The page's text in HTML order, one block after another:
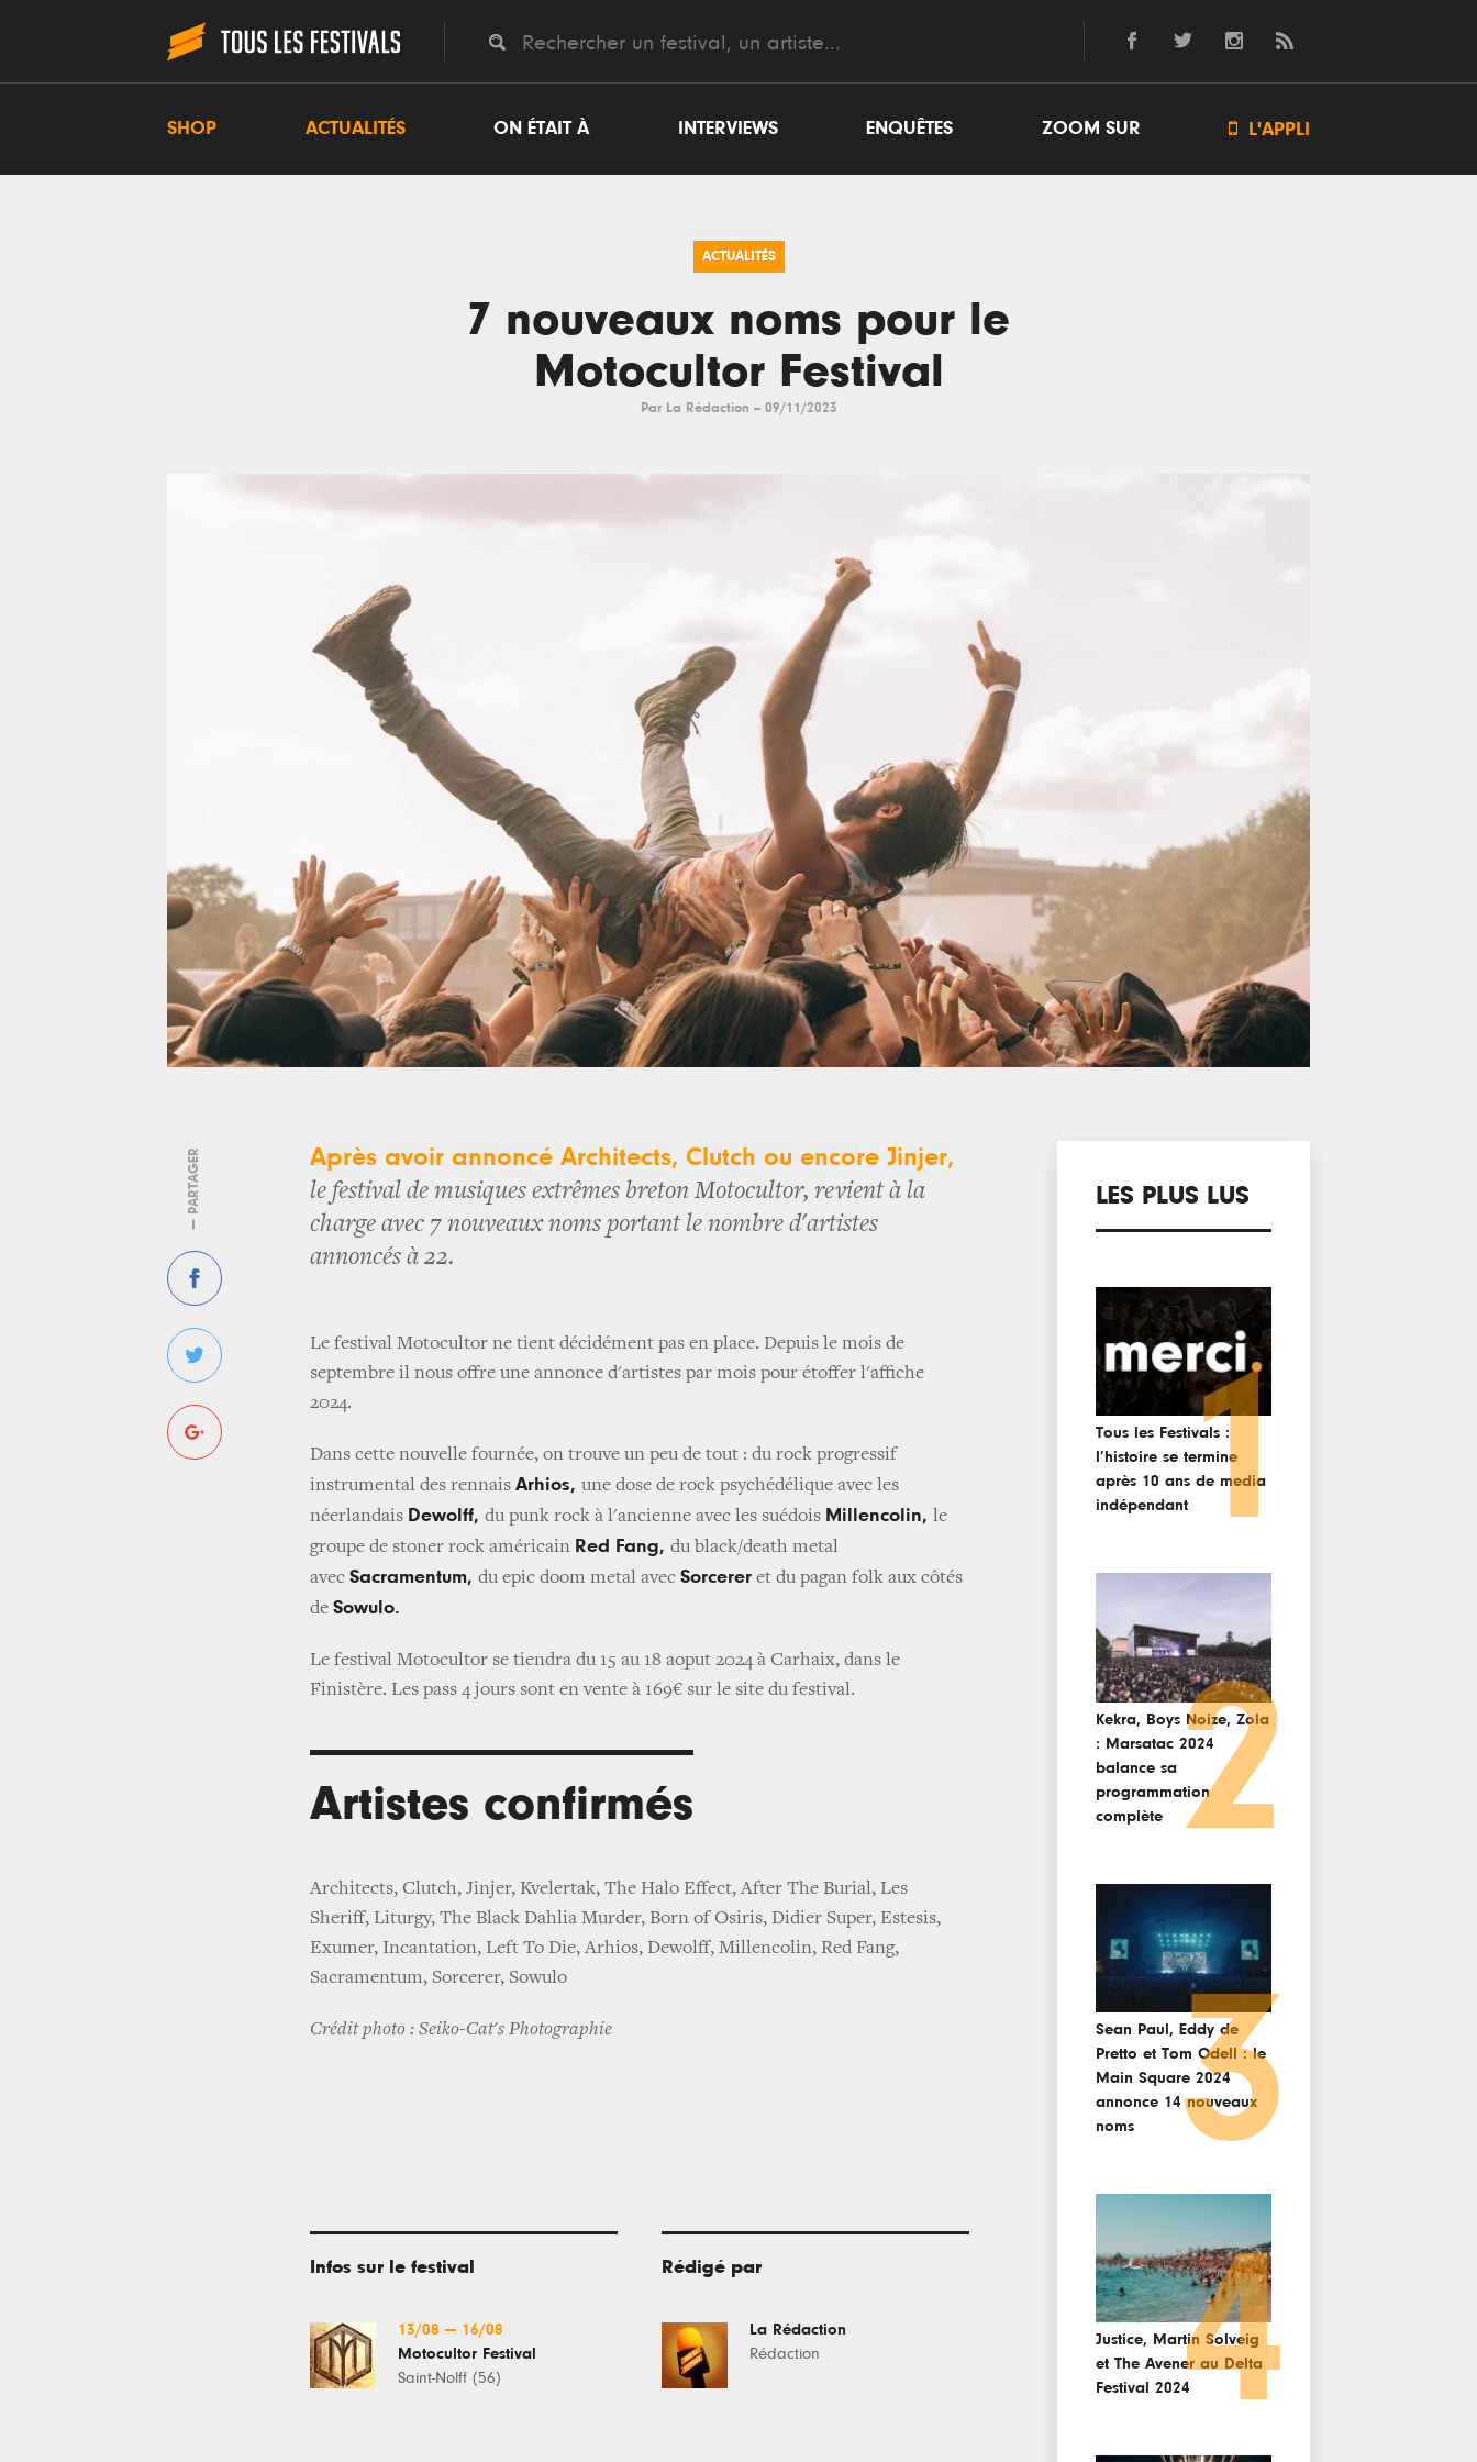
SHOP ACTUALITÉS ON ÉTAIT À INTERVIEWS ENQUÊTES ZOOM SUR  L'APPLI
ACTUALITÉS
7 nouveaux noms pour le
Motocultor Festival
Par La Rédaction -- 09/11/2023
— PARTAGER Après avoir annoncé Architects, Clutch ou encore Jinjer,
le festival de musiques extrêmes breton Motocultor, revient à la
charge avec 7 nouveaux noms portant le nombre d'artistes
annoncés à 22.
Le festival Motocultor ne tient décidément pas en place. Depuis le mois de
septembre il nous offre une annonce d'artistes par mois pour étoffer l'affiche
2024.
Dans cette nouvelle fournée, on trouve un peu de tout : du rock progressif
instrumental des rennais Arhios, une dose de rock psychédélique avec les
néerlandais Dewolff, du punk rock à l'ancienne avec les suédois Millencolin, le
groupe de stoner rock américain Red Fang, du black/death metal
avec Sacramentum, du epic doom metal avec Sorcerer et du pagan folk aux côtés
de Sowulo.
Le festival Motocultor se tiendra du 15 au 18 aoput 2024 à Carhaix, dans le
Finistère. Les pass 4 jours sont en vente à 169€ sur le site du festival.
Artistes confirmés
Architects, Clutch, Jinjer, Kvelertak, The Halo Effect, After The Burial, Les
Sheriff, Liturgy, The Black Dahlia Murder, Born of Osiris, Didier Super, Estesis,
Exumer, Incantation, Left To Die, Arhios, Dewolff, Millencolin, Red Fang,
Sacramentum, Sorcerer, Sowulo
Crédit photo : Seiko-Cat's Photographie
Infos sur le festival
13/08 — 16/08
Motocultor Festival
Saint-Nolff (56)
Rédigé par
La Rédaction
Rédaction
LES PLUS LUS
Tous les Festivals :
l’histoire se termine
après 10 ans de media
indépendant1
Kekra, Boys Noize, Zola
: Marsatac 2024
balance sa
programmation
complète
2
Sean Paul, Eddy de
Pretto et Tom Odell : le
Main Square 2024
annonce 14 nouveaux
noms
3
Justice, Martin Solveig
et The Avener au Delta
Festival 20244